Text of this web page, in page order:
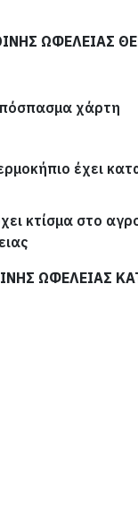
ΩΦΕΛΕΙΑΣ
χάρτη
έχει
κτίσμα στο
ΩΦΕΛΕΙΑΣ